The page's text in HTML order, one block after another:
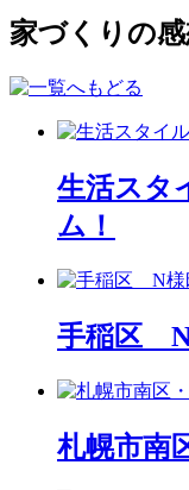
家づくりの
生活スタ
ム！
手稲区
札幌市南